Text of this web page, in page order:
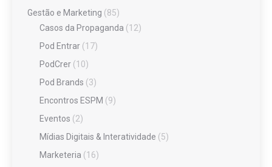
Gestão e Marketing (85)
Casos da Propaganda (12)
Pod Entrar (17)
PodCrer (10)
Pod Brands (3)
Encontros ESPM (9)
Eventos (2)
Mídias Digitais & Interatividade (5)
Marketeria (16)